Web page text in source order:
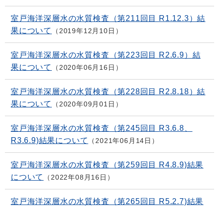
室戸海洋深層水の水質検査（第211回目 R1.12.3）結
果について
2019年12月10日
室戸海洋深層水の水質検査（第223回目 R2.6.9）結
果について
2020年06月16日
室戸海洋深層水の水質検査（第228回目 R2.8.18）結
果について
2020年09月01日
室戸海洋深層水の水質検査（第245回目 R3.6.8、
R3.6.9)結果について
2021年06月14日
室戸海洋深層水の水質検査（第259回目 R4.8.9)結果
について
2022年08月16日
室戸海洋深層水の水質検査（第265回目 R5.2.7)結果